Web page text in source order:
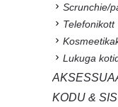
Scrunchie/
Telefonikott
Lukuga
KODU &